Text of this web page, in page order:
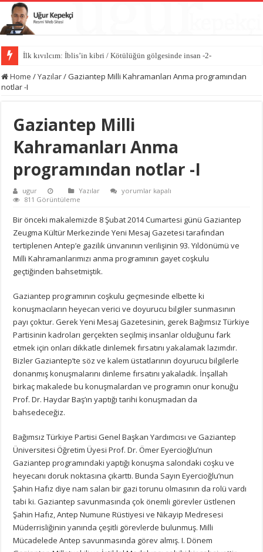
İlk kıvılcım: İblis’in kibri / Kötülüğün gölgesinde insan -2-
Kötülüğün anatomisi / Kötülüğün gölgesinde insan -1-
Home /Yazılar/Gaziantep Milli Kahramanları Anma programından
notlar -I
Gaziantep Milli
Kahramanları Anma
programından notlar -I
ugur Yazılar
Gaziantep
Anma
programından
notlar
-
I
için
yorumlar kapalı
811 Görüntüleme
Bir önceki makalemizde 8 Şubat 2014 Cumartesi günü Gaziantep
Zeugma Kültür Merkezinde Yeni Mesaj Gazetesi tarafından
tertiplenen Antep’e gazilik ünvanının verilişinin 93. Yıldönümü ve
Milli Kahramanlarımızı anma programının gayet coşkulu
geçtiğinden bahsetmiştik.
Gaziantep programının coşkulu geçmesinde elbette ki
konuşmacıların heyecan verici ve doyurucu bilgiler sunmasının
payı çoktur. Gerek Yeni Mesaj Gazetesinin, gerek Bağımsız Türkiye
Partisinin kadroları gerçekten seçilmiş insanlar olduğunu fark
etmek için onları dikkatle dinlemek fırsatını yakalamak lazımdır.
Bizler Gaziantep’te söz ve kalem üstatlarının doyurucu bilgilerle
donanmış konuşmalarını dinleme fırsatını yakaladık. İnşallah
birkaç makalede bu konuşmalardan ve programın onur konuğu
Prof. Dr. Haydar Baş’ın yaptığı tarihi konuşmadan da
bahsedeceğiz.
Bağımsız Türkiye Partisi Genel Başkan Yardımcısı ve Gaziantep
Üniversitesi Öğretim Üyesi Prof. Dr. Ömer Eyercioğlu’nun
Gaziantep programındaki yaptığı konuşma salondaki coşku ve
heyecanı doruk noktasına çıkarttı. Bunda Sayın Eyercioğlu’nun
Şahin Hafız diye nam salan bir gazi torunu olmasının da rolü vardı
tabi ki. Gaziantep savunmasında çok önemli görevler üstlenen
Şahin Hafız, Antep Numune Rüstiyesi ve Nikayip Medresesi
Müderrisliğinin yanında çeşitli görevlerde bulunmuş. Milli
Mücadelede Antep savunmasında görev almış. I. Dönem